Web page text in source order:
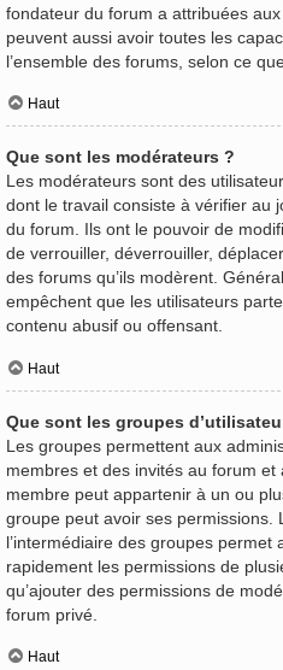
fondateur du forum a attribuées
peuvent aussi avoir toutes les
l’ensemble des forums, selon ce
Haut
Que sont les modérateurs ?
Les modérateurs sont des
dont le travail consiste à vérifier au
du forum. Ils ont le pouvoir de
de verrouiller, déverrouiller,
des forums qu’ils modèrent.
empêchent que les utilisateurs
contenu abusif ou offensant.
Haut
Que sont les groupes
Les groupes permettent aux
membres et des invités au forum
membre peut appartenir à un ou
groupe peut avoir ses permissions.
l’intermédiaire des groupes
rapidement les permissions de
qu’ajouter des permissions de
forum privé.
Haut